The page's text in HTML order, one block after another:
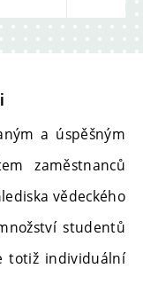
a úspěšným
zaměstnanců
vědeckého
studentů
totiž individuální